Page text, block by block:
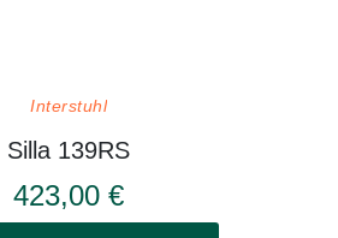
Interstuhl
Silla 139RS
423,00 €